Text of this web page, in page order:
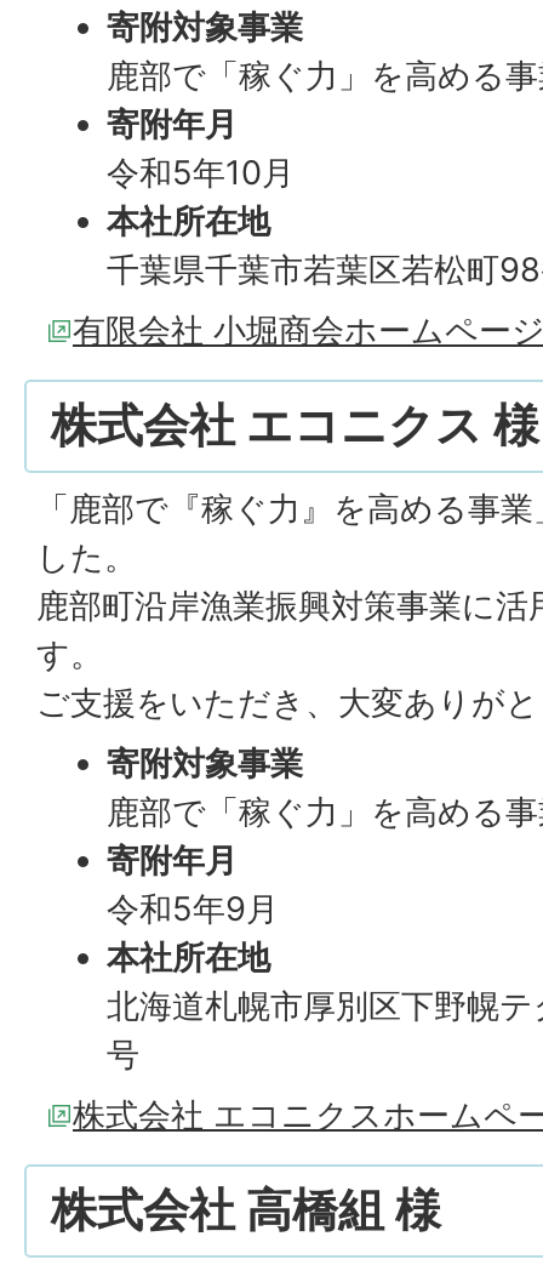
寄附対象事業
鹿部で「稼ぐ力」を高める
寄附年月
令和5年10月
本社所在地
千葉県千葉市若葉区若松町
有限会社 小堀商会ホームペー
株式会社 エコニクス 様
「鹿部で『稼ぐ力』を高める事
した。
鹿部町沿岸漁業振興対策事業に
す。
ご支援をいただき、大変ありが
寄附対象事業
鹿部で「稼ぐ力」を高める
寄附年月
令和5年9月
本社所在地
北海道札幌市厚別区下野幌
号
株式会社 エコニクスホームペ
株式会社 高橋組 様